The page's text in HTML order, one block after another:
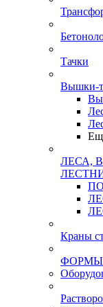
Тачки
Вышки-
ЛЕСА,
Краны
ФОРМЫ